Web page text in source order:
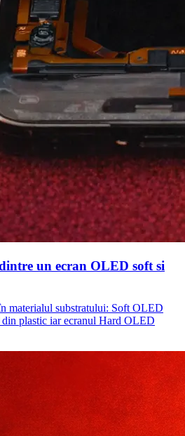
un ecran OLED soft si
materialul substratului: Soft OLED
plastic iar ecranul Hard OLED